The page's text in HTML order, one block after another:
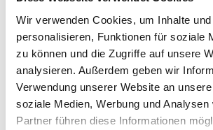
Wir verwenden Cookies, um Inhalte
personalisieren, Funktionen für soziale
zu können und die Zugriffe auf unsere
analysieren. Außerdem geben wir
Verwendung unserer Website an
soziale Medien, Werbung und Analysen
Partner führen diese Informationen
nach seinem Arbeitssieg, Im
bekommt er es nun entweder
Haase (Niederlande) oder dem
Ferrer zu tun.